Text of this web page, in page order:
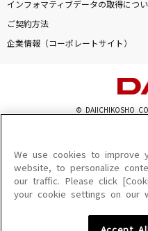
インフォマティブデータの取得につい
ご契約方法
企業情報（コーポレートサイト）
© DAIICHIKOSHO
このサイトに掲載されている一切の文
を問わず、著作権法の定める範囲を超
を禁じます。
楽曲及びコンテンツは、機種によりご
楽曲及びコンテンツの配信日、配信内容
We use cookies to improve
website, to personalize
our traffic. Please click
your cookie settings on our